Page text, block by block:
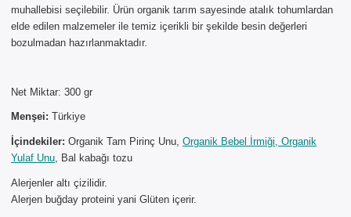
muhallebisi seçilebilir. Ürün organik tarım sayesinde atalık tohumlardan
elde edilen malzemeler ile temiz içerikli bir şekilde besin değerleri
bozulmadan hazırlanmaktadır.
Net Miktar: 300 gr
Menşei: Türkiye
İçindekiler: Organik Tam Pirinç Unu, Organik Bebel İrmiği, Organik
Yulaf Unu, Bal kabağı tozu
Alerjenler altı çizilidir.
Alerjen buğday proteini yani Glüten içerir.